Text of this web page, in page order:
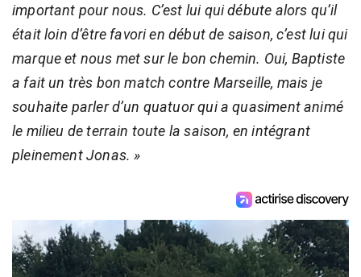
important pour nous. C’est lui qui débute alors qu’il
était loin d’être favori en début de saison, c’est lui qui
marque et nous met sur le bon chemin. Oui, Baptiste
a fait un très bon match contre Marseille, mais je
souhaite parler d’un quatuor qui a quasiment animé
le milieu de terrain toute la saison, en intégrant
pleinement Jonas. »